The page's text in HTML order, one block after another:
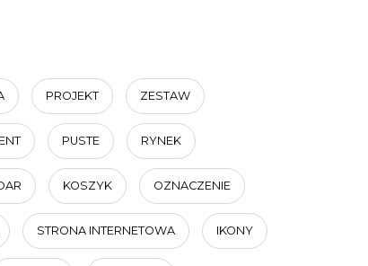
PROJEKT ZESTAW
PUSTE RYNEK
KOSZYK OZNACZENIE
STRONA INTERNETOWA IKONY